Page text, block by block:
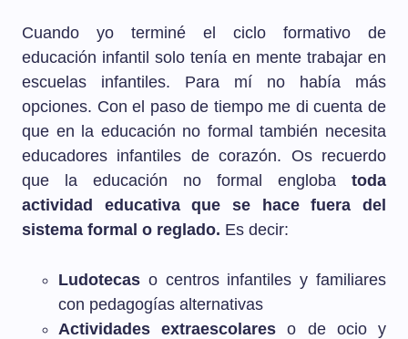
Cuando yo terminé el ciclo formativo de
educación infantil solo tenía en mente trabajar en
escuelas infantiles. Para mí no había más
opciones. Con el paso de tiempo me di cuenta de
que en la educación no formal también necesita
educadores infantiles de corazón. Os recuerdo
que la educación no formal engloba toda
actividad educativa que se hace fuera del
sistema formal o reglado. Es decir:
Ludotecas o centros infantiles y familiares
con pedagogías alternativas
Actividades extraescolares o de ocio y